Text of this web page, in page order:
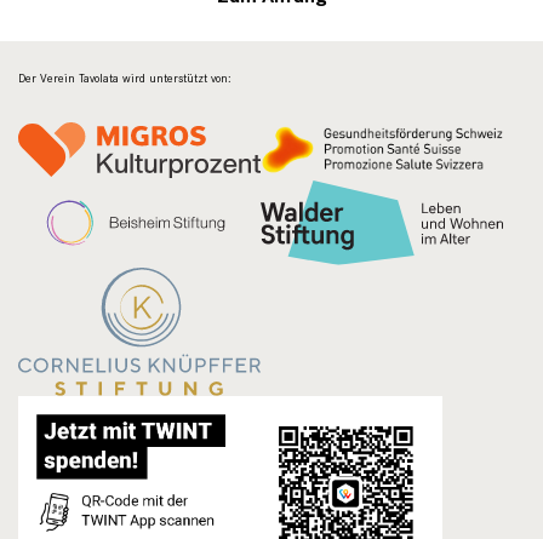
Der Verein Tavolata wird unterstützt von: